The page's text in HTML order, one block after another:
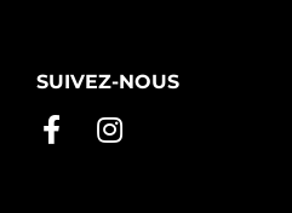
SUIVEZ-NOUS